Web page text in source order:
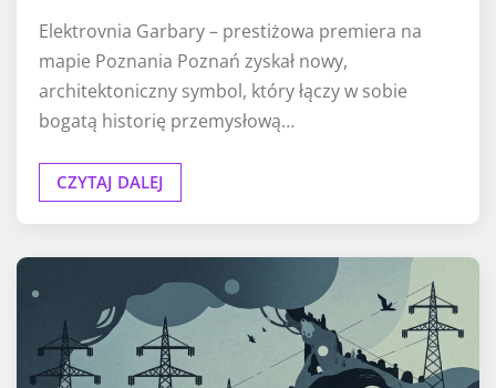
Elektrovnia Garbary – prestiżowa premiera na
mapie Poznania Poznań zyskał nowy,
architektoniczny symbol, który łączy w sobie
bogatą historię przemysłową…
CZYTAJ DALEJ